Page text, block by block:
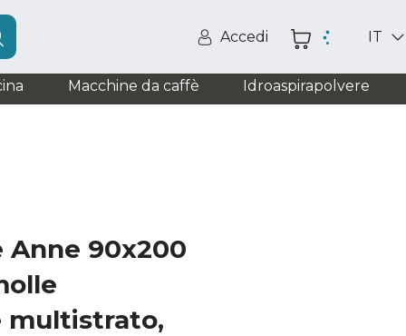
Accedi IT
Macchine da caffè Idroaspirapolvere
Anne 90x200
multistrato,